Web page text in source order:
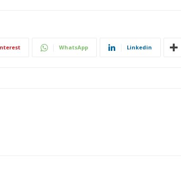
WhatsApp Linkedin